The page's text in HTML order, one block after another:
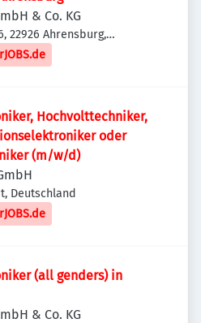
& Co. KG
22926 Ahrensburg,
Hochvolttechniker,
oder
(m/w/d)
Deutschland
(all genders) in
& Co. KG